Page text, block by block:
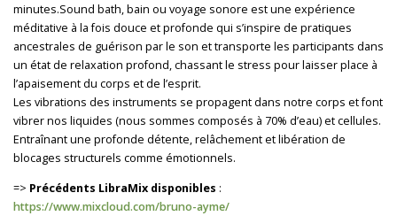
minutes.Sound bath, bain ou voyage sonore est une expérience
méditative à la fois douce et profonde qui s’inspire de pratiques
ancestrales de guérison par le son et transporte les participants dans
un état de relaxation profond, chassant le stress pour laisser place à
l’apaisement du corps et de l’esprit.
​Les vibrations des instruments se propagent dans notre corps et font
vibrer nos liquides (nous sommes composés à 70% d’eau) et cellules.
Entraînant une profonde détente, relâchement et libération de
blocages structurels comme émotionnels.
=> Précédents LibraMix disponibles :
https://www.mixcloud.com/bruno-ayme/